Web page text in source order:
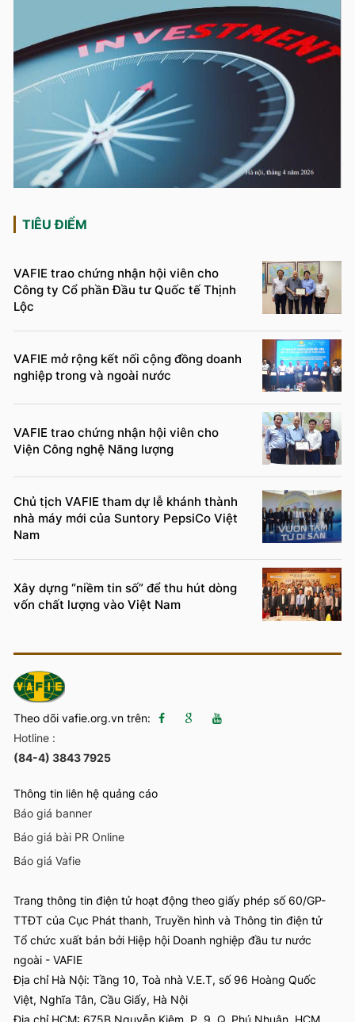
TIÊU ĐIỂM
VAFIE trao chứng nhận hội viên cho
Công ty Cổ phần Đầu tư Quốc tế Thịnh
Lộc
VAFIE mở rộng kết nối cộng đồng doanh
nghiệp trong và ngoài nước
VAFIE trao chứng nhận hội viên cho
Viện Công nghệ Năng lượng
Chủ tịch VAFIE tham dự lễ khánh thành
nhà máy mới của Suntory PepsiCo Việt
Nam
Xây dựng “niềm tin số” để thu hút dòng
vốn chất lượng vào Việt Nam
Theo dõi vafie.org.vn trên:
Hotline :
(84-4) 3843 7925
Thông tin liên hệ quảng cáo
Báo giá banner
Báo giá bài PR Online
Báo giá Vafie
Trang thông tin điện tử hoạt động theo giấy phép số 60/GP-
TTĐT của Cục Phát thanh, Truyền hình và Thông tin điện tử
Tổ chức xuất bản bởi Hiệp hội Doanh nghiệp đầu tư nước
ngoài - VAFIE
Địa chỉ Hà Nội: Tầng 10, Toà nhà V.E.T, số 96 Hoàng Quốc
Việt, Nghĩa Tân, Cầu Giấy, Hà Nội
Địa chỉ HCM: 675B Nguyễn Kiệm, P. 9, Q. Phú Nhuận, HCM